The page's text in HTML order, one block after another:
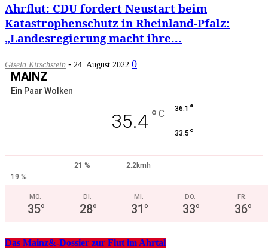
Ahrflut: CDU fordert Neustart beim
Katastrophenschutz in Rheinland-Pfalz:
„Landesregierung macht ihre...
Gisela Kirschstein - 24. August 2022 0
MAINZ
Ein Paar Wolken
35.4 ° C 36.1 °
33.5 °
21 %
2.2kmh
19 %
MO.
35°
DI.
28°
MI.
31°
DO.
33°
FR.
36°
Das Mainz&-Dossier zur Flut im Ahrtal